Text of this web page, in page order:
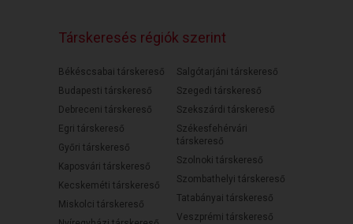
Társkeresés régiók szerint
Békéscsabai társkereső
Budapesti társkereső
Debreceni társkereső
Egri társkereső
Győri társkereső
Kaposvári társkereső
Kecskeméti társkereső
Miskolci társkereső
Salgótarjáni társkereső
Szegedi társkereső
Szekszárdi társkereső
Székesfehérvári
társkereső
Szolnoki társkereső
Szombathelyi társkereső
Tatabányai társkereső
Veszprémi társkereső